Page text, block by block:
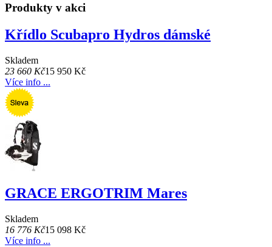
Produkty v akci
Křídlo Scubapro Hydros dámské
Skladem
23 660 Kč15 950 Kč
Více info ...
GRACE ERGOTRIM Mares
Skladem
16 776 Kč15 098 Kč
Více info ...